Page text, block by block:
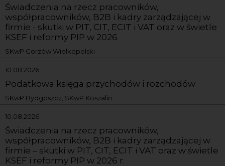
Świadczenia na rzecz pracowników,
współpracowników, B2B i kadry zarządzającej w
firmie - skutki w PIT, CIT, ECIT i VAT oraz w świetle
KSEF i reformy PIP w 2026
SKwP Gorzów Wielkopolski
10.08.2026
Podatkowa księga przychodów i rozchodów
SKwP Bydgoszcz, SKwP Koszalin
10.08.2026
Świadczenia na rzecz pracowników,
współpracowników, B2B i kadry zarządzającej w
firmie – skutki w PIT, CIT, ECIT i VAT oraz w świetle
KSEF i reformy PIP w 2026 r.